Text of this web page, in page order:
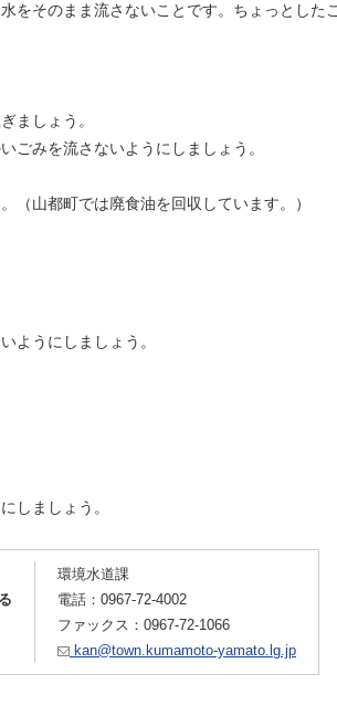
そのまま流さないことです。ちょっとした
ましょう。
ごみを流さないようにしましょう。
（山都町では廃食油を回収しています。）
ようにしましょう。
しましょう。
環境水道課
電話： 0967-72-4002
ファックス：0967-72-1066
kan@town.kumamoto-yamato.lg.jp